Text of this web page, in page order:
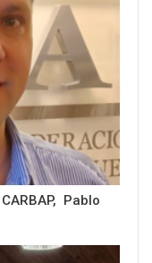
Pablo